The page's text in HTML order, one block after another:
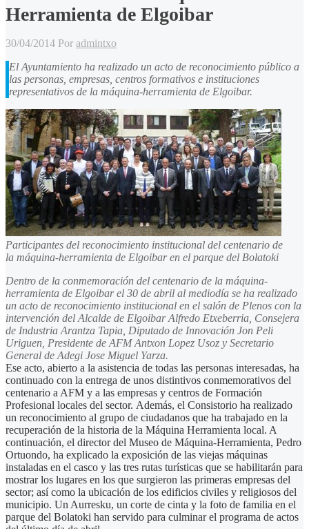
Herramienta de Elgoibar
30/04/2014 Por admintxo
El Ayuntamiento ha realizado un acto de reconocimiento público a
las personas, empresas, centros formativos e instituciones
representativos de la máquina-herramienta de Elgoibar.
Participantes del reconocimiento institucional del centenario de
la máquina-herramienta de Elgoibar en el parque del Bolatoki
Dentro de la conmemoración del centenario de la máquina-
herramienta de Elgoibarel 30 de abril al mediodía se ha realizado
un acto de reconocimiento institucional en el salón de Plenos con la
intervención del Alcalde de Elgoibar Alfredo Etxeberria, Consejera
de Industria Arantza Tapia, Diputado de Innovación Jon Peli
Uriguen, Presidente de AFM Antxon Lopez Usoz y Secretario
General de Adegi Jose Miguel Yarza.
Ese acto, abierto a la asistencia de todas las personas interesadas, ha
continuado con la entrega de unos distintivos conmemorativos del
centenario a AFM y a las empresas y centros de Formación
Profesional locales del sector. Además, el Consistorio ha realizado
un reconocimiento al grupo de ciudadanos que ha trabajado en la
recuperación de la historia de la Máquina Herramienta local. A
continuación, el director del Museo de Máquina-Herramienta, Pedro
Ortuondo, ha explicado la exposición de las viejas máquinas
instaladas en el casco y las tres rutas turísticas que se habilitarán para
mostrar los lugares en los que surgieron las primeras empresas del
sector; así como la ubicación de los edificios civiles y religiosos del
municipio. Un Aurresku, un corte de cinta y la foto de familia en el
parque del Bolatoki han servido para culminar el programa de actos